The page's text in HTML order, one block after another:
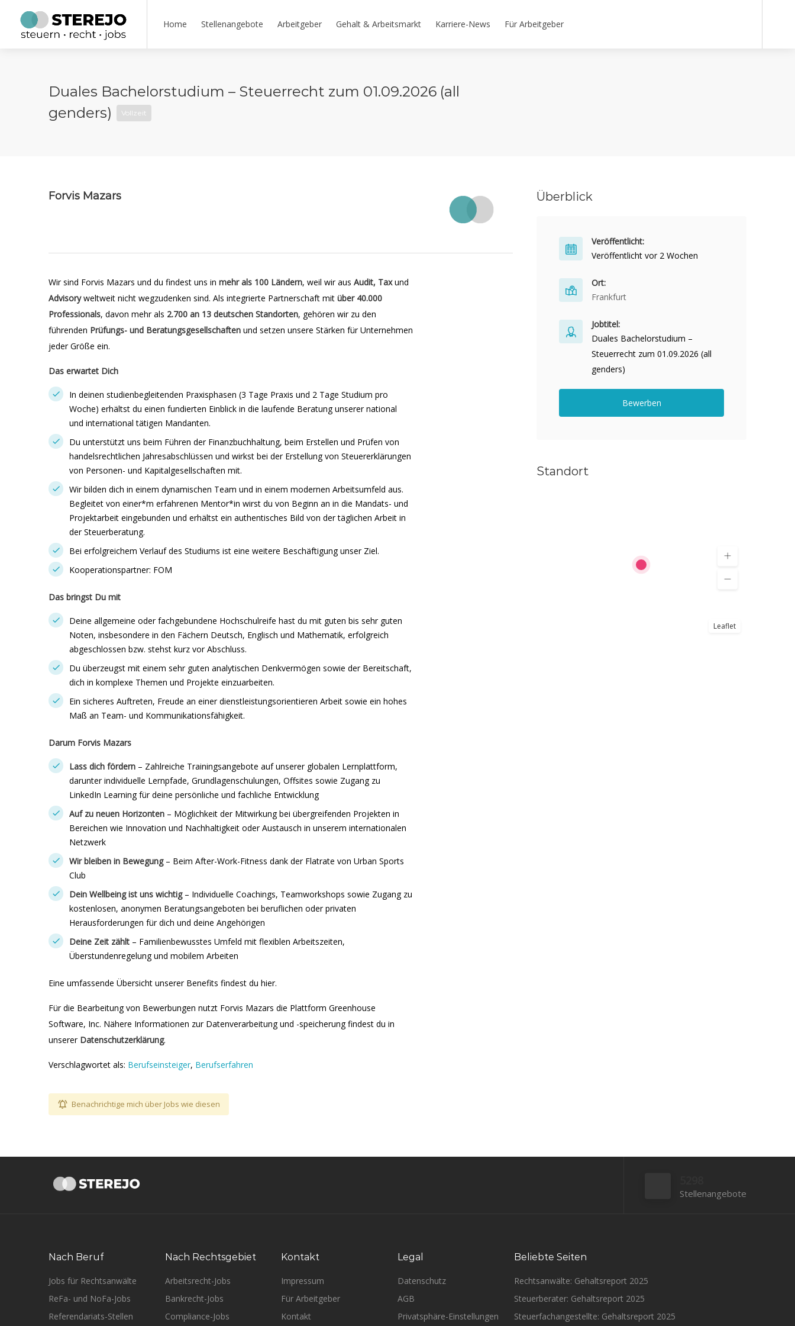
Home Stellenangebote Arbeitgeber Gehalt & Arbeitsmarkt Karriere-News Für Arbeitgeber
Duales Bachelorstudium – Steuerrecht zum 01.09.2026 (all
genders)
Vollzeit
Forvis Mazars
Wir sind Forvis Mazars und du findest uns in mehr als 100 Ländern, weil wir aus Audit, Taxund
Advisoryweltweit nicht wegzudenken sind. Als integrierte Partnerschaft mit über 40.000
Professionals, davon mehr als 2.700 an 13 deutschen Standorten, gehören wir zu den
führenden Prüfungs- und Beratungsgesellschaften und setzen unsere Stärken für Unternehmen
jeder Größe ein.
Das erwartet Dich
In deinen studienbegleitenden Praxisphasen (3 Tage Praxis und 2 Tage Studium pro
Woche) erhältst du einen fundierten Einblick in die laufende Beratung unserer national
und international tätigen Mandanten.
Du unterstützt uns beim Führen der Finanzbuchhaltung, beim Erstellen und Prüfen von
handelsrechtlichen Jahresabschlüssen und wirkst bei der Erstellung von Steuererklärungen
von Personen- und Kapitalgesellschaften mit.
Wir bilden dich in einem dynamischen Team und in einem modernen Arbeitsumfeld aus.
Begleitet von einer*m erfahrenen Mentor*in wirst du von Beginn an in die Mandats- und
Projektarbeit eingebunden und erhältst ein authentisches Bild von der täglichen Arbeit in
der Steuerberatung.
Bei erfolgreichem Verlauf des Studiums ist eine weitere Beschäftigung unser Ziel.
Kooperationspartner: FOM
Das bringst Du mit
Deine allgemeine oder fachgebundene Hochschulreife hast du mit guten bis sehr guten
Noten, insbesondere in den Fächern Deutsch, Englisch und Mathematik, erfolgreich
abgeschlossen bzw. stehst kurz vor Abschluss.
Du überzeugst mit einem sehr guten analytischen Denkvermögen sowie der Bereitschaft,
dich in komplexe Themen und Projekte einzuarbeiten.
Ein sicheres Auftreten, Freude an einer dienstleistungsorientieren Arbeit sowie ein hohes
Maß an Team- und Kommunikationsfähigkeit.
Darum Forvis Mazars
Lass dich fördern – Zahlreiche Trainingsangebote auf unserer globalen Lernplattform,
darunter individuelle Lernpfade, Grundlagenschulungen, Offsites sowie Zugang zu
LinkedIn Learning für deine persönliche und fachliche Entwicklung
Auf zu neuen Horizonten – Möglichkeit der Mitwirkung bei übergreifenden Projekten in
Bereichen wie Innovation und Nachhaltigkeit oder Austausch in unserem internationalen
Netzwerk
Wir bleiben in Bewegung– Beim After-Work-Fitness dank der Flatrate von Urban Sports
Club
Dein Wellbeing ist uns wichtig – Individuelle Coachings, Teamworkshops sowie Zugang zu
kostenlosen, anonymen Beratungsangeboten bei beruflichen oder privaten
Herausforderungen für dich und deine Angehörigen
Deine Zeit zählt – Familienbewusstes Umfeld mit flexiblen Arbeitszeiten,
Überstundenregelung und mobilem Arbeiten
Eine umfassende Übersicht unserer Benefits findest du hier.
Für die Bearbeitung von Bewerbungen nutzt Forvis Mazars die Plattform Greenhouse
Software, Inc. Nähere Informationen zur Datenverarbeitung und -speicherung findest du in
unserer Datenschutzerklärung.
Verschlagwortet als: Berufseinsteiger, Berufserfahren
Benachrichtige mich über Jobs wie diesen
Überblick
Veröffentlicht:
Veröffentlicht vor 2 Wochen
Ort:
Frankfurt
Jobtitel:
Duales Bachelorstudium –
Steuerrecht zum 01.09.2026 (all
genders)
Bewerben
Standort
Leaflet
Stellenangebote
Nach Beruf
Jobs für Rechtsanwälte
ReFa- und NoFa-Jobs
Referendariats-Stellen
Nach Rechtsgebiet
Arbeitsrecht-Jobs
Bankrecht-Jobs
Compliance-Jobs
Kontakt
Impressum
Für Arbeitgeber
Kontakt
Legal
Datenschutz
AGB
Privatsphäre-Einstellungen
Beliebte Seiten
Rechtsanwälte: Gehaltsreport 2025
Steuerberater: Gehaltsreport 2025
Steuerfachangestellte: Gehaltsreport 2025